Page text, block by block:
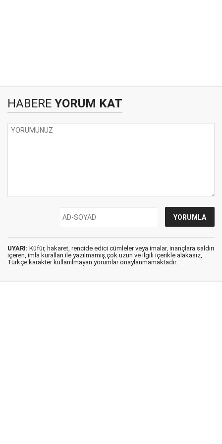
HABERE YORUM KAT
UYARI: Küfür, hakaret, rencide edici cümleler veya imalar, inançlara saldırı
içeren, imla kuralları ile yazılmamış,çok uzun ve ilgili içerikle alakasız,
Türkçe karakter kullanılmayan yorumlar onaylanmamaktadır.